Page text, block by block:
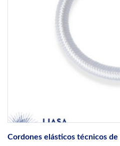
Cordones elásticos técnicos